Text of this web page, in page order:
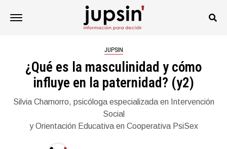
JUPSIN
¿Qué es la masculinidad y cómo
influye en la paternidad? (y2)
Silvia Chamorro, psicóloga especializada en Intervención
Social
y Orientación Educativa en Cooperativa PsiSex